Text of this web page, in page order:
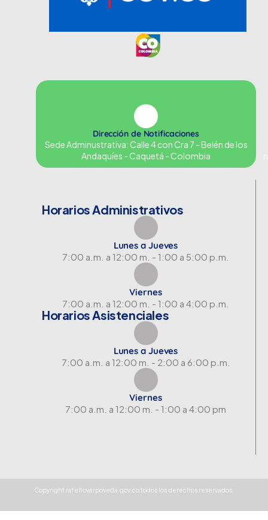
Dirección de Notificaciones
Sede Adminustrativa: Calle 4 con Cra 7 - Belén de los
Andaquíes - Caquetá - Colombia
Horarios Administrativos
Lunes a Jueves
7:00 a.m. a 12:00 m. - 1:00 a 5:00 p.m.
Viernes
7:00 a.m. a 12:00 m. - 1:00 a 4:00 p.m.
Horarios Asistenciales
Lunes a Jueves
7:00 a.m. a 12:00 m. - 2:00 a 6:00 p.m.
Viernes
7:00 a.m. a 12:00 m. - 1:00 a 4:00 pm
Copyright rafeltovarpoveda.gov.co todos los derechos reservados.